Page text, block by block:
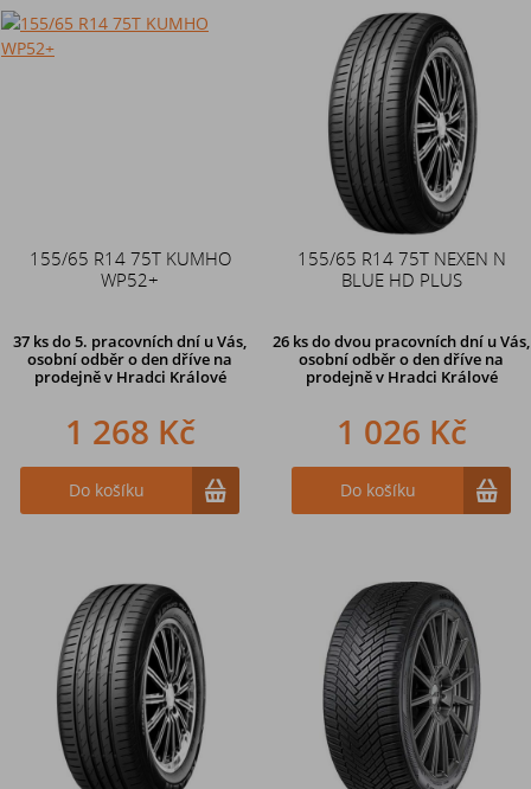
155/65 R14 75T KUMHO
WP52+
37 ksdo 5. pracovních dní u Vás,
osobní odběr o den dříve na
prodejněv Hradci Králové
1 268 Kč
Do košíku
155/65 R14 75T NEXEN N
BLUE HD PLUS
26 ksdo dvou pracovních dní u Vás,
osobní odběr o den dříve na
prodejně v Hradci Králové
1 026 Kč
Do košíku